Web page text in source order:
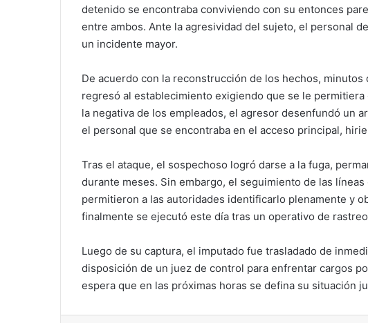
detenido se encontraba conviviendo con su entonces
entre ambos. Ante la agresividad del sujeto, el personal
un incidente mayor.
De acuerdo con la reconstrucción de los hechos, minutos
regresó al establecimiento exigiendo que se le
la negativa de los empleados, el agresor desenfundó un
el personal que se encontraba en el acceso principal,
Tras el ataque, el sospechoso logró darse a la fuga,
durante meses. Sin embargo, el seguimiento de las
permitieron a las autoridades identificarlo plenamente y
finalmente se ejecutó este día tras un operativo de
Luego de su captura, el imputado fue trasladado de
disposición de un juez de control para enfrentar cargos
espera que en las próximas horas se defina su situación